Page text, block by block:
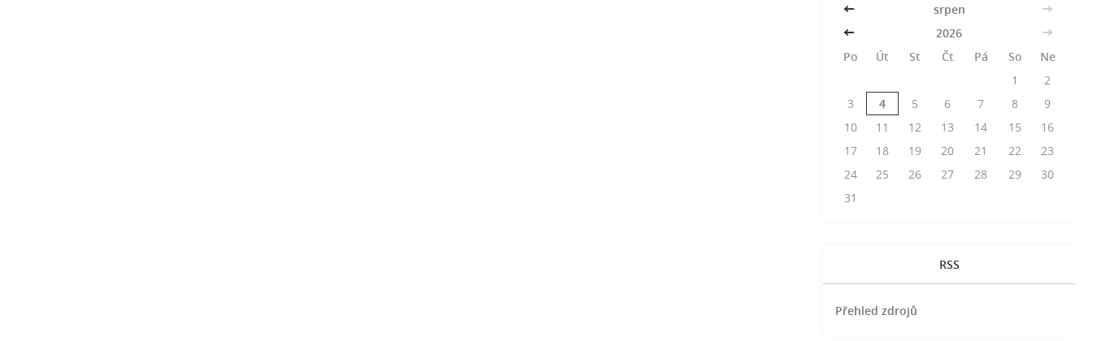
<< srpen
>>
<<
2026
>>
Po
Út St Čt Pá So
Ne
1
2
3
4 5 6 7 8
9
10
11 12 13 14 15
16
17
18 19 20 21 22
23
24
25 26 27 28 29
30
31
RSS
Přehled zdrojů